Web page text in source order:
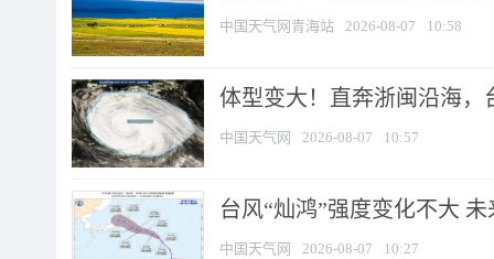
中国天气网青海站 2026-08-07 10:58
体型变大！直奔浙闽沿海，
中国天气网 2026-08-07 10:57
台风“灿鸿”强度变化不大
中国天气网 2026-08-07 10:27